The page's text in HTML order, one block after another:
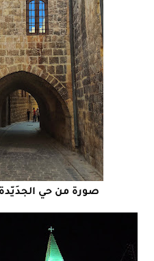
صورة من حي الجدَيّدة